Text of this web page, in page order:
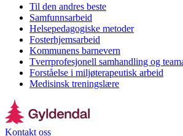
Til den andres beste
Samfunnsarbeid
Helsepedagogiske metoder
Fosterhjemsarbeid
Kommunens barnevern
Tverrprofesjonell samhandling og
Forståelse i miljøterapeutisk arbeid
Medisinsk treningslære
Kontakt oss